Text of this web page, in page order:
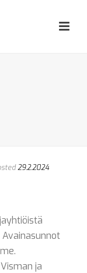
29.2.2024
Avainasunnot
ja